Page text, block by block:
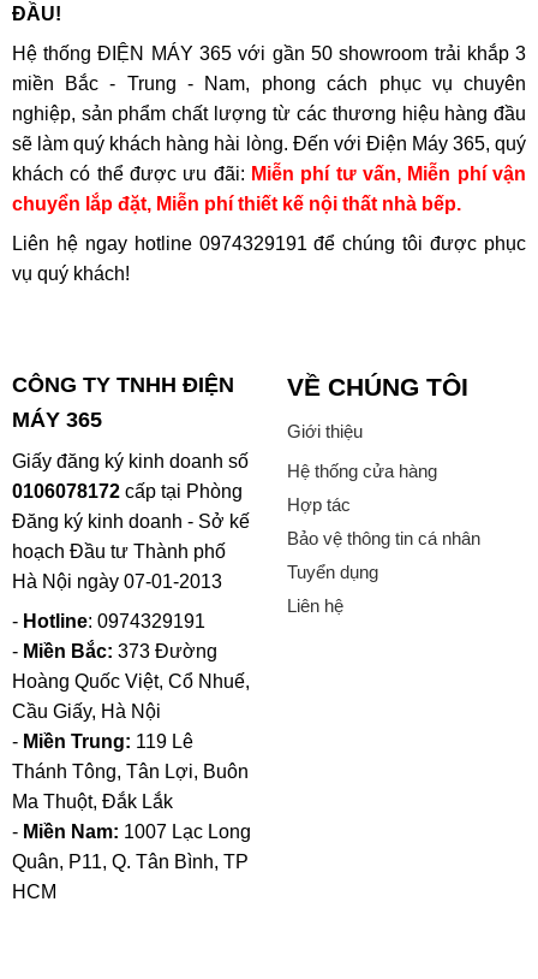
ĐẦU!
Hệ thống ĐIỆN MÁY 365 với gần 50 showroom trải khắp 3
miền Bắc - Trung - Nam, phong cách phục vụ chuyên
nghiệp, sản phẩm chất lượng từ các thương hiệu hàng đầu
sẽ làm quý khách hàng hài lòng. Đến với Điện Máy 365, quý
khách có thể được ưu đãi: Miễn phí tư vấn, Miễn phí vận
chuyển lắp đặt, Miễn phí thiết kế nội thất nhà bếp.
Liên hệ ngay hotline 0974329191 để chúng tôi được phục
vụ quý khách!
CÔNG TY TNHH ĐIỆN
MÁY 365
Giấy đăng ký kinh doanh số
0106078172cấp tại Phòng
Đăng ký kinh doanh - Sở kế
hoạch Đầu tư Thành phố
Hà Nội ngày 07-01-2013
- Hotline: 0974329191
- Miền Bắc: 373 Đường
Hoàng Quốc Việt, Cổ Nhuế,
Cầu Giấy, Hà Nội
- Miền Trung: 119 Lê
Thánh Tông, Tân Lợi, Buôn
Ma Thuột, Đắk Lắk
- Miền Nam: 1007 Lạc Long
Quân, P11, Q. Tân Bình, TP
HCM
VỀ CHÚNG TÔI
Giới thiệu
Hệ thống cửa hàng
Hợp tác
Bảo vệ thông tin cá nhân
Tuyển dụng
Liên hệ